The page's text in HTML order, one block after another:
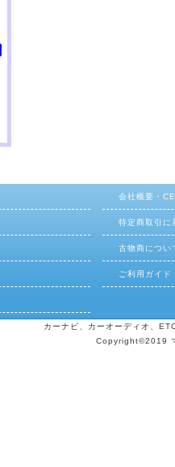
会社概要・
特定商取引に
古物商につい
ご利用ガイド
カーナビ、カーオーディオ、
Copyright©2019